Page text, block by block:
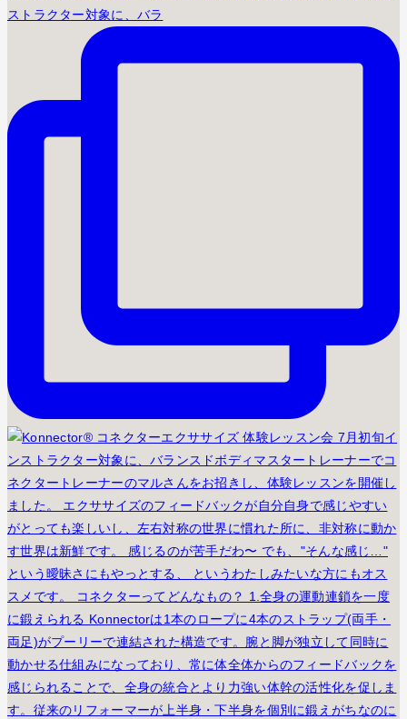
ストラクター対象に、バラ